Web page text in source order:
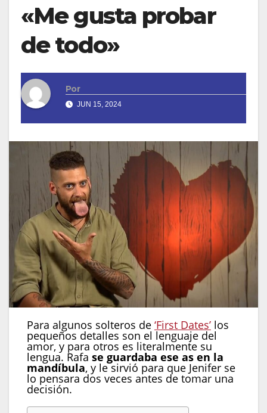
«Me gusta probar
de todo»
Por
JUN 15, 2024
Para algunos solteros de ‘First Dates’ los
pequeños detalles son el lenguaje del
amor, y para otros es literalmente su
lengua. Rafa se guardaba ese as en la
mandíbula, y le sirvió para que Jenifer se
lo pensara dos veces antes de tomar una
decisión.